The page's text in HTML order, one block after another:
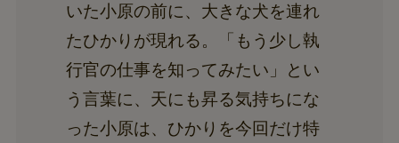
いた小原の前に、大きな犬を連れ
たひかりが現れる。「もう少し執
行官の仕事を知ってみたい」とい
う言葉に、天にも昇る気持ちにな
った小原は、ひかりを今回だけ特